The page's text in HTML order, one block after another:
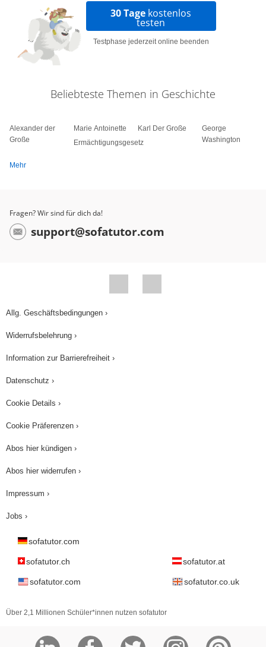
30 Tage kostenlos
testen
Testphase jederzeit online beenden
Beliebteste Themen in Geschichte
Alexander der
Große
Marie Antoinette
Ermächtigungsgesetz
Karl Der Große
George
Washington
Mehr
Fragen? Wir sind für dich da!
support@sofatutor.com
Allg. Geschäftsbedingungen ›
Widerrufsbelehrung ›
Information zur Barrierefreiheit ›
Datenschutz ›
Cookie Details ›
Cookie Präferenzen ›
Abos hier kündigen ›
Abos hier widerrufen ›
Impressum ›
Jobs ›
sofatutor.com
sofatutor.ch sofatutor.at
sofatutor.com sofatutor.co.uk
Über 2,1 Millionen Schüler*innen nutzen sofatutor